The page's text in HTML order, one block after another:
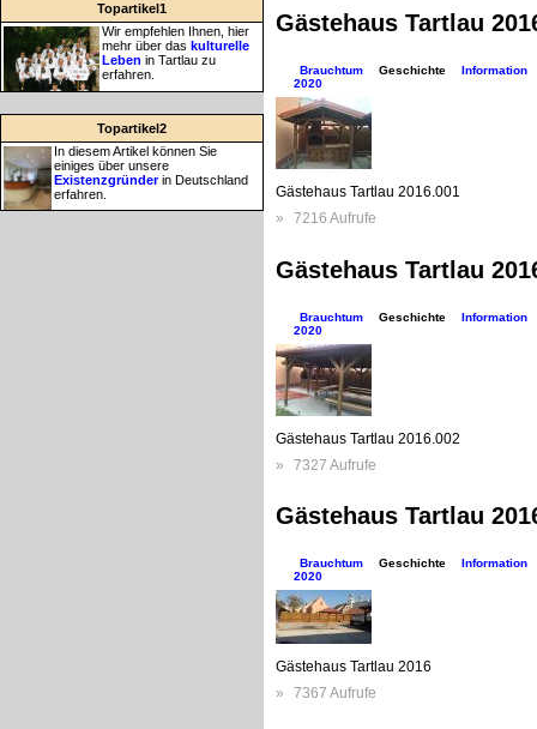
Topartikel1
Wir empfehlen Ihnen, hier
mehr über das kulturelle
Leben in Tartlau zu
erfahren.
Topartikel2
In diesem Artikel können Sie
einiges über unsere
Existenzgründerin Deutschland
erfahren.
Gästehaus Tartlau
Brauchtum Geschichte
Information
2020
Gästehaus Tartlau 2016.001
»
7216 Aufrufe
Gästehaus Tartlau
Brauchtum Geschichte
Information
2020
Gästehaus Tartlau 2016.002
»
7327 Aufrufe
Gästehaus Tartlau
Brauchtum Geschichte
Information
2020
Gästehaus Tartlau 2016
»
7367 Aufrufe